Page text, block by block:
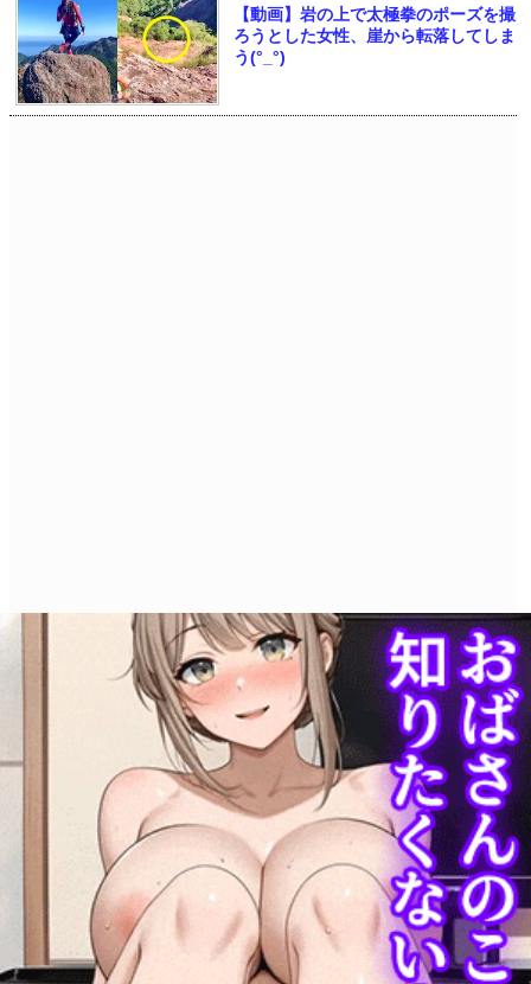
【動画】岩の上で太極拳のポーズを撮
ろうとした女性、崖から転落してしま
う(°_°)